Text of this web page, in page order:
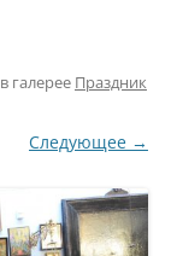
в галерее Праздник
Следующее →